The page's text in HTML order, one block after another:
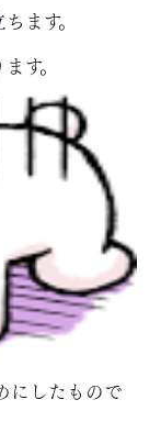
ます。
す。
にしたもので